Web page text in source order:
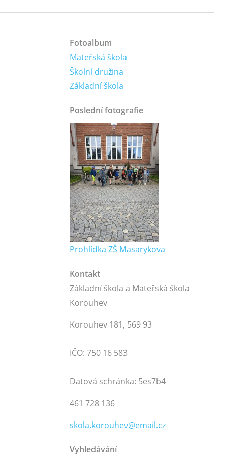
Fotoalbum
Mateřská škola
Školní družina
Základní škola
Poslední fotografie
Prohlídka ZŠ Masarykova
Kontakt
Základní škola a Mateřská škola
Korouhev
Korouhev 181, 569 93
IČO: 750 16 583
Datová schránka: 5es7b4
461 728 136
skola.korouhev@email.cz
Vyhledávání